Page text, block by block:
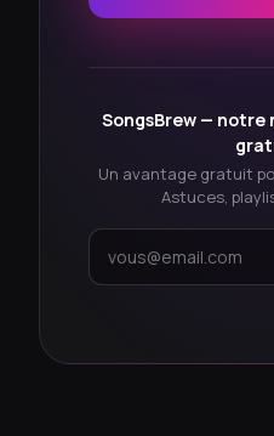
SongsBrew — notre
Un avantage gratuit
Astuces,